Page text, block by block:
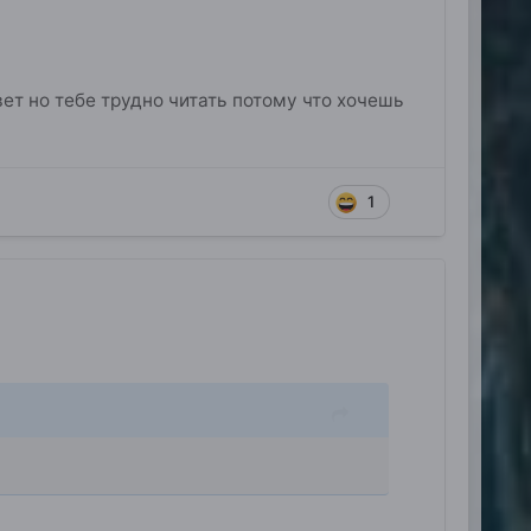
но тебе трудно читать потому что хочешь
1